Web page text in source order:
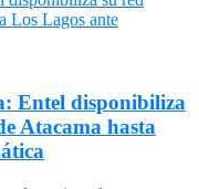
Entel disponibiliza
Atacama hasta